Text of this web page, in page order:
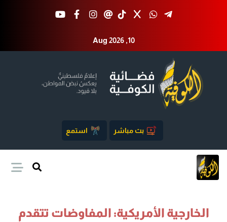
Aug 2026 ,10
بث مباشر استمع
الخارجية الأمريكية: المفاوضات تتقدم